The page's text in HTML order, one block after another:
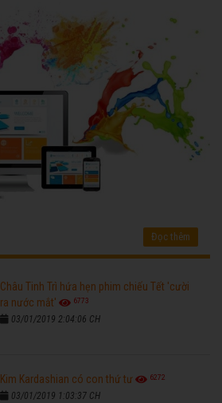
Đọc thêm
Châu Tinh Trì hứa hẹn phim chiếu Tết 'cười
ra nước mắt'
6773
03/01/2019 2:04:06 CH
Kim Kardashian có con thứ tư 6272
03/01/2019 1:03:37 CH